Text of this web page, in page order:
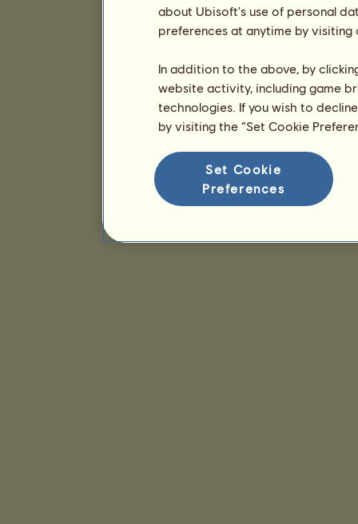
about Ubisoft's use of personal
preferences at anytime by
In addition to the above, by
website activity, including game
technologies. If you wish to
by visiting the “Set Cookie
Set Cookie
Preferences